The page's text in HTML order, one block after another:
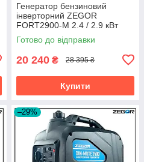
Генератор бензиновий
інверторний ZEGOR
FORT2900-M 2.4 / 2.9 кВт
ручний стартер cepiя
Professional
Готово до відправки
20 240 ₴ 28 395 ₴
Купити
–29%